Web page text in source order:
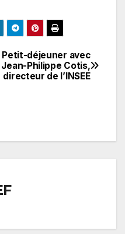
Petit-déjeuner avec
Jean-Philippe Cotis,
directeur de l’INSEE